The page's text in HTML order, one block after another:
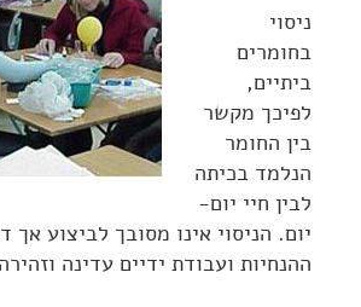
ניסוי
בחומרים
ביתיים,
לפיכך מקשר
בין החומר
הנלמד בכיתה
לבין חיי יום-
יום. הניסוי אינו מסובך לביצוע
ההנחיות ועבודת ידיים עדינה